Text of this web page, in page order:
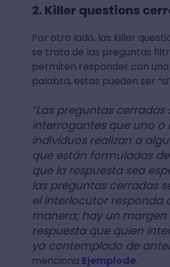
2. Killer questions
Por otro lado, las killer
se trata de las preguntas
permiten responder con
palabra, estas pueden ser
“Las preguntas cerradas
interrogantes que uno o
individuos realizan a
que están formuladas
que la respuesta sea
las preguntas cerradas
el interlocutor responda
manera; hay un margen
respuesta que quien
ya contemplado de
menciona Ejemplode.